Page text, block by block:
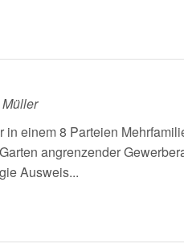
einem 8 Parteien
angrenzender
Ausweis...